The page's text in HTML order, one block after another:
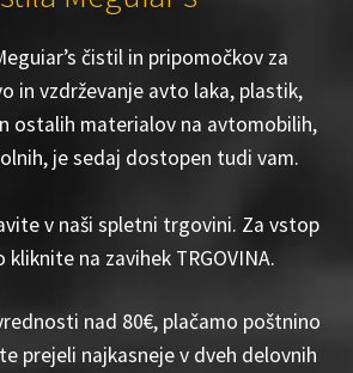
čistil in pripomočkov za
in vzdrževanje avto laka, plastik,
ostalih materialov na avtomobilih,
je sedaj dostopen tudi vam.
v naši spletni trgovini. Za vstop
na zavihek TRGOVINA.
nad 80€, plačamo poštnino
prejeli najkasneje v dveh delovnih